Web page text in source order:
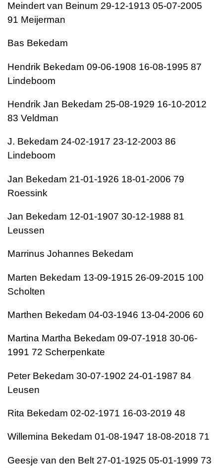
Meindert van Beinum 29-12-1913 05-07-2005
91 Meijerman
Bas Bekedam
Hendrik Bekedam 09-06-1908 16-08-1995 87
Lindeboom
Hendrik Jan Bekedam 25-08-1929 16-10-2012
83 Veldman
J. Bekedam 24-02-1917 23-12-2003 86
Lindeboom
Jan Bekedam 21-01-1926 18-01-2006 79
Roessink
Jan Bekedam 12-01-1907 30-12-1988 81
Leussen
Marrinus Johannes Bekedam
Marten Bekedam 13-09-1915 26-09-2015 100
Scholten
Marthen Bekedam 04-03-1946 13-04-2006 60
Martina Martha Bekedam 09-07-1918 30-06-
1991 72 Scherpenkate
Peter Bekedam 30-07-1902 24-01-1987 84
Leusen
Rita Bekedam 02-02-1971 16-03-2019 48
Willemina Bekedam 01-08-1947 18-08-2018 71
Geesje van den Belt 27-01-1925 05-01-1999 73